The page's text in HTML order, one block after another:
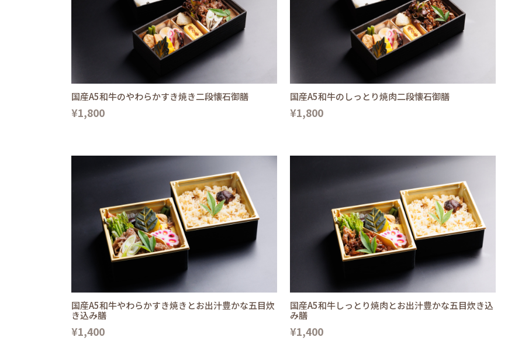
国産A5和牛のやわらかすき焼き二段懐石御膳
¥1,800
国産A5和牛のしっとり焼肉二段懐石御膳
¥1,800
国産A5和牛やわらかすき焼きとお出汁豊かな五目炊
き込み膳
¥1,400
国産A5和牛しっとり焼肉とお出汁豊かな五目炊き込
み膳
¥1,400